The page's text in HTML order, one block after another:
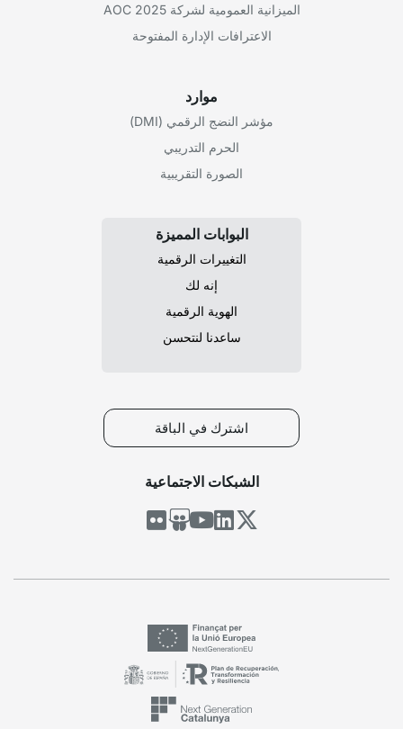
الميزانية العمومية لشركة AOC 2025
الاعترافات الإدارة المفتوحة
موارد
مؤشر النضج الرقمي (DMI)
الحرم التدريبي
الصورة التقريبية
البوابات المميزة
التغييرات الرقمية
إنه لك
الهوية الرقمية
ساعدنا لنتحسن
اشترك في الباقة
الشبكات الاجتماعية